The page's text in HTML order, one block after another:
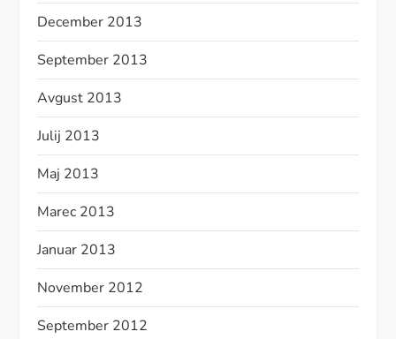
December 2013
September 2013
Avgust 2013
Julij 2013
Maj 2013
Marec 2013
Januar 2013
November 2012
September 2012